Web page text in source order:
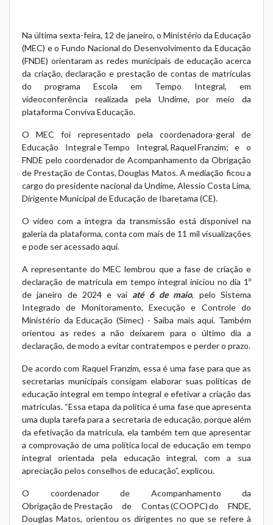
Na última sexta-feira, 12 de janeiro, o Ministério da Educação
(MEC) e o Fundo Nacional do Desenvolvimento da Educação
(FNDE) orientaram as redes municipais de educação acerca
da criação, declaração e prestação de contas de matrículas
do programa Escola em Tempo Integral, em
videoconferência realizada pela Undime, por meio da
plataforma Conviva Educação.
O MEC foi representado pela coordenadora-geral de
Educação Integral e Tempo Integral, Raquel Franzim; e o
FNDE pelo coordenador de Acompanhamento da Obrigação
de Prestação de Contas, Douglas Matos. A mediação ficou a
cargo do presidente nacional da Undime, Alessio Costa Lima,
Dirigente Municipal de Educação de Ibaretama (CE).
O vídeo com a íntegra da transmissão está disponível na
galeria da plataforma, conta com mais de 11 mil visualizações
e pode ser acessado aqui.
A representante do MEC lembrou que a fase de criação e
declaração de matrícula em tempo integral iniciou no dia 1º
de janeiro de 2024 e vai até 6 de maio, pelo Sistema
Integrado de Monitoramento, Execução e Controle do
Ministério da Educação (Simec) -Saiba mais aqui. Também
orientou as redes a não deixarem para o último dia a
declaração, de modo a evitar contratempos e perder o prazo.
De acordo com Raquel Franzim, essa é uma fase para que as
secretarias municipais consigam elaborar suas políticas de
educação integral em tempo integral e efetivar a criação das
matrículas. “Essa etapa da política é uma fase que apresenta
uma dupla tarefa para a secretaria de educação, porque além
da efetivação da matrícula, ela também tem que apresentar
a comprovação de uma política local de educação em tempo
integral orientada pela educação integral, com a sua
apreciação pelos conselhos de educação”, explicou.
O coordenador de Acompanhamento da
Obrigação de Prestação de Contas (COOPC) do FNDE,
Douglas Matos, orientou os dirigentes no que se refere à